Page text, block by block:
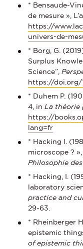
* Bensaude-
de mesure »,
https://
univers-de-
* Borg, G.
Surplus
Science”,
https://doi.org/
* Duhem P.
4, in La théorie
https://
lang=fr
* Hacking I.
microscope ?
Philosophie
* Hacking, I.
laboratory
practice and
29-63.
* Rheinberger
epistemic
of epistemic